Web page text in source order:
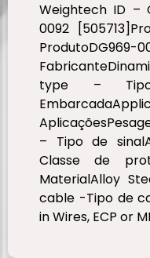
Weightech ID –
0092
type – Tipo
– Tipo de
Classe de
MaterialAlloy
cable -Tipo de
in Wires, ECP or